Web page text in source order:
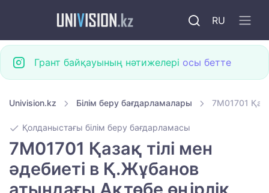
RU
Грант байқауының нәтижелері осы бетте
Univision.kz Білім беру бағдарламалары 7M01701
Қолданыстағы білім беру бағдарламасы
7M01701 Қазақ тілі мен
әдебиеті в Қ.Жұбанов